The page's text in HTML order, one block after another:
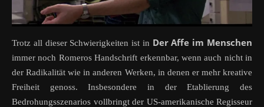
Trotz all dieser Schwierigkeiten ist in Der Affe im Menschen
immer noch Romeros Handschrift erkennbar, wenn auch nicht in
der Radikalität wie in anderen Werken, in denen er mehr kreative
Freiheit genoss. Insbesondere in der Etablierung des
Bedrohungsszenarios vollbringt der US-amerikanische Regisseur